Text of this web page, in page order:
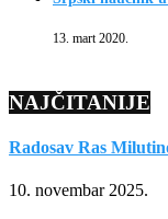
13. mart 2020.
NAJČITANIJE
Radosav Ras
10. novembar 2025.